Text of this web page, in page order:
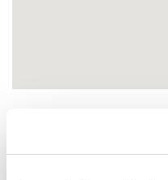
Le Rouret ist ein
Valbonne und Grasse.